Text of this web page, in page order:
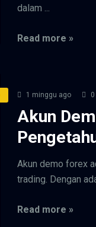
dalam ...
Read more »
1 minggu ago 0
Akun
Akun demo forex
trading. Dengan
Read more »